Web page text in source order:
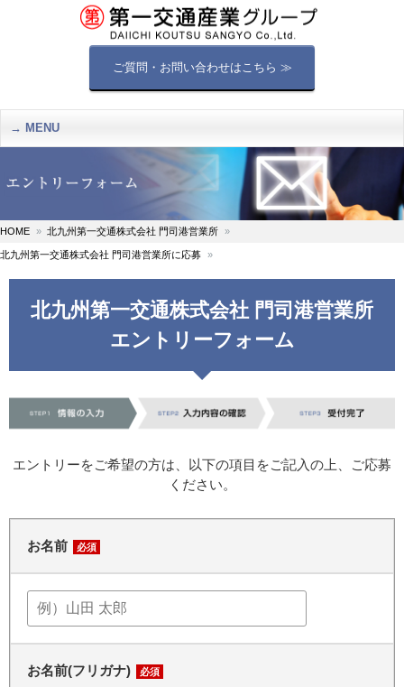
ご質問・お問い合わせはこちら ≫
MENU
HOME 北九州第一交通株式会社 門司港営業所
北九州第一交通株式会社 門司港営業所に応募
北九州第一交通株式会社 門司港営業所
エントリーフォーム
エントリーをご希望の方は、以下の項目をご記入の上、ご応募
ください。
お名前 必須
お名前(フリガナ) 必須